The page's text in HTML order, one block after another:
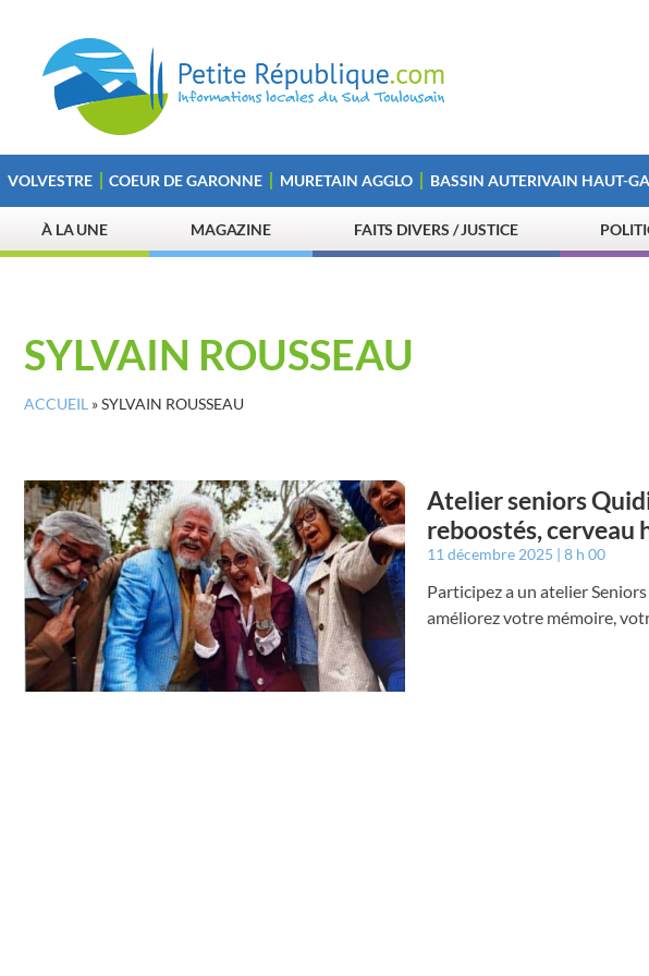
VOLVESTRE COEUR DE GARONNE MURETAIN AGGLO BASSIN AUTERIVAIN HAUT-
À LA UNE MAGAZINE FAITS DIVERS / JUSTICE
SYLVAIN ROUSSEAU
ACCUEIL »SYLVAIN ROUSSEAU
Atelier seniors
reboostés, cerveau
11 décembre 2025 8 h 00
Participez a un atelier
améliorez votre mémoire,